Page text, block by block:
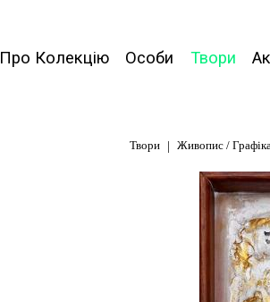
Про Колекцію Особи Твори
Твори Живопис /